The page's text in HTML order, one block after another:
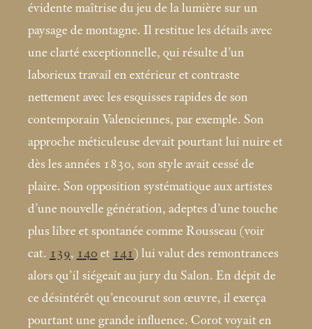
évidente maîtrise du jeu de la lumière sur un
paysage de montagne. Il restitue les détails avec
une clarté exceptionnelle, qui résulte d’un
laborieux travail en extérieur et contraste
nettement avec les esquisses rapides de son
contemporain Valenciennes, par exemple. Son
approche méticuleuse devait pourtant lui nuire et
dès les années 1830, son style avait cessé de
plaire. Son opposition systématique aux artistes
d’une nouvelle génération, adeptes d’une touche
plus libre et spontanée comme Rousseau (voir
cat. 139, 140 et 141) lui valut des remontrances
alors qu’il siégeait au jury du Salon. En dépit de
ce désintérêt qu’encourut son œuvre, il exerça
pourtant une grande influence. Corot voyait en